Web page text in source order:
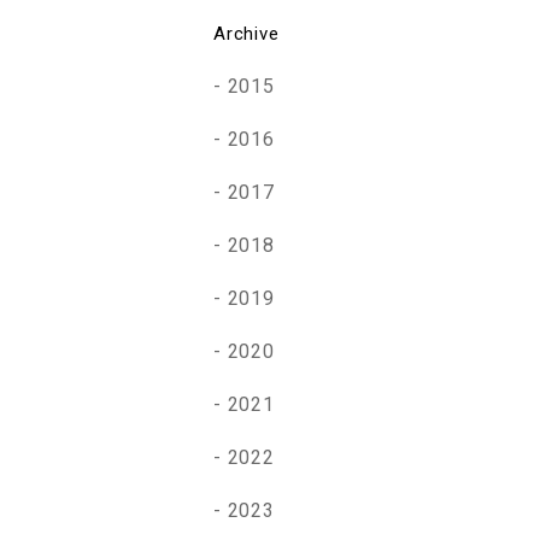
Archive
2015
2016
2017
2018
2019
2020
2021
2022
2023